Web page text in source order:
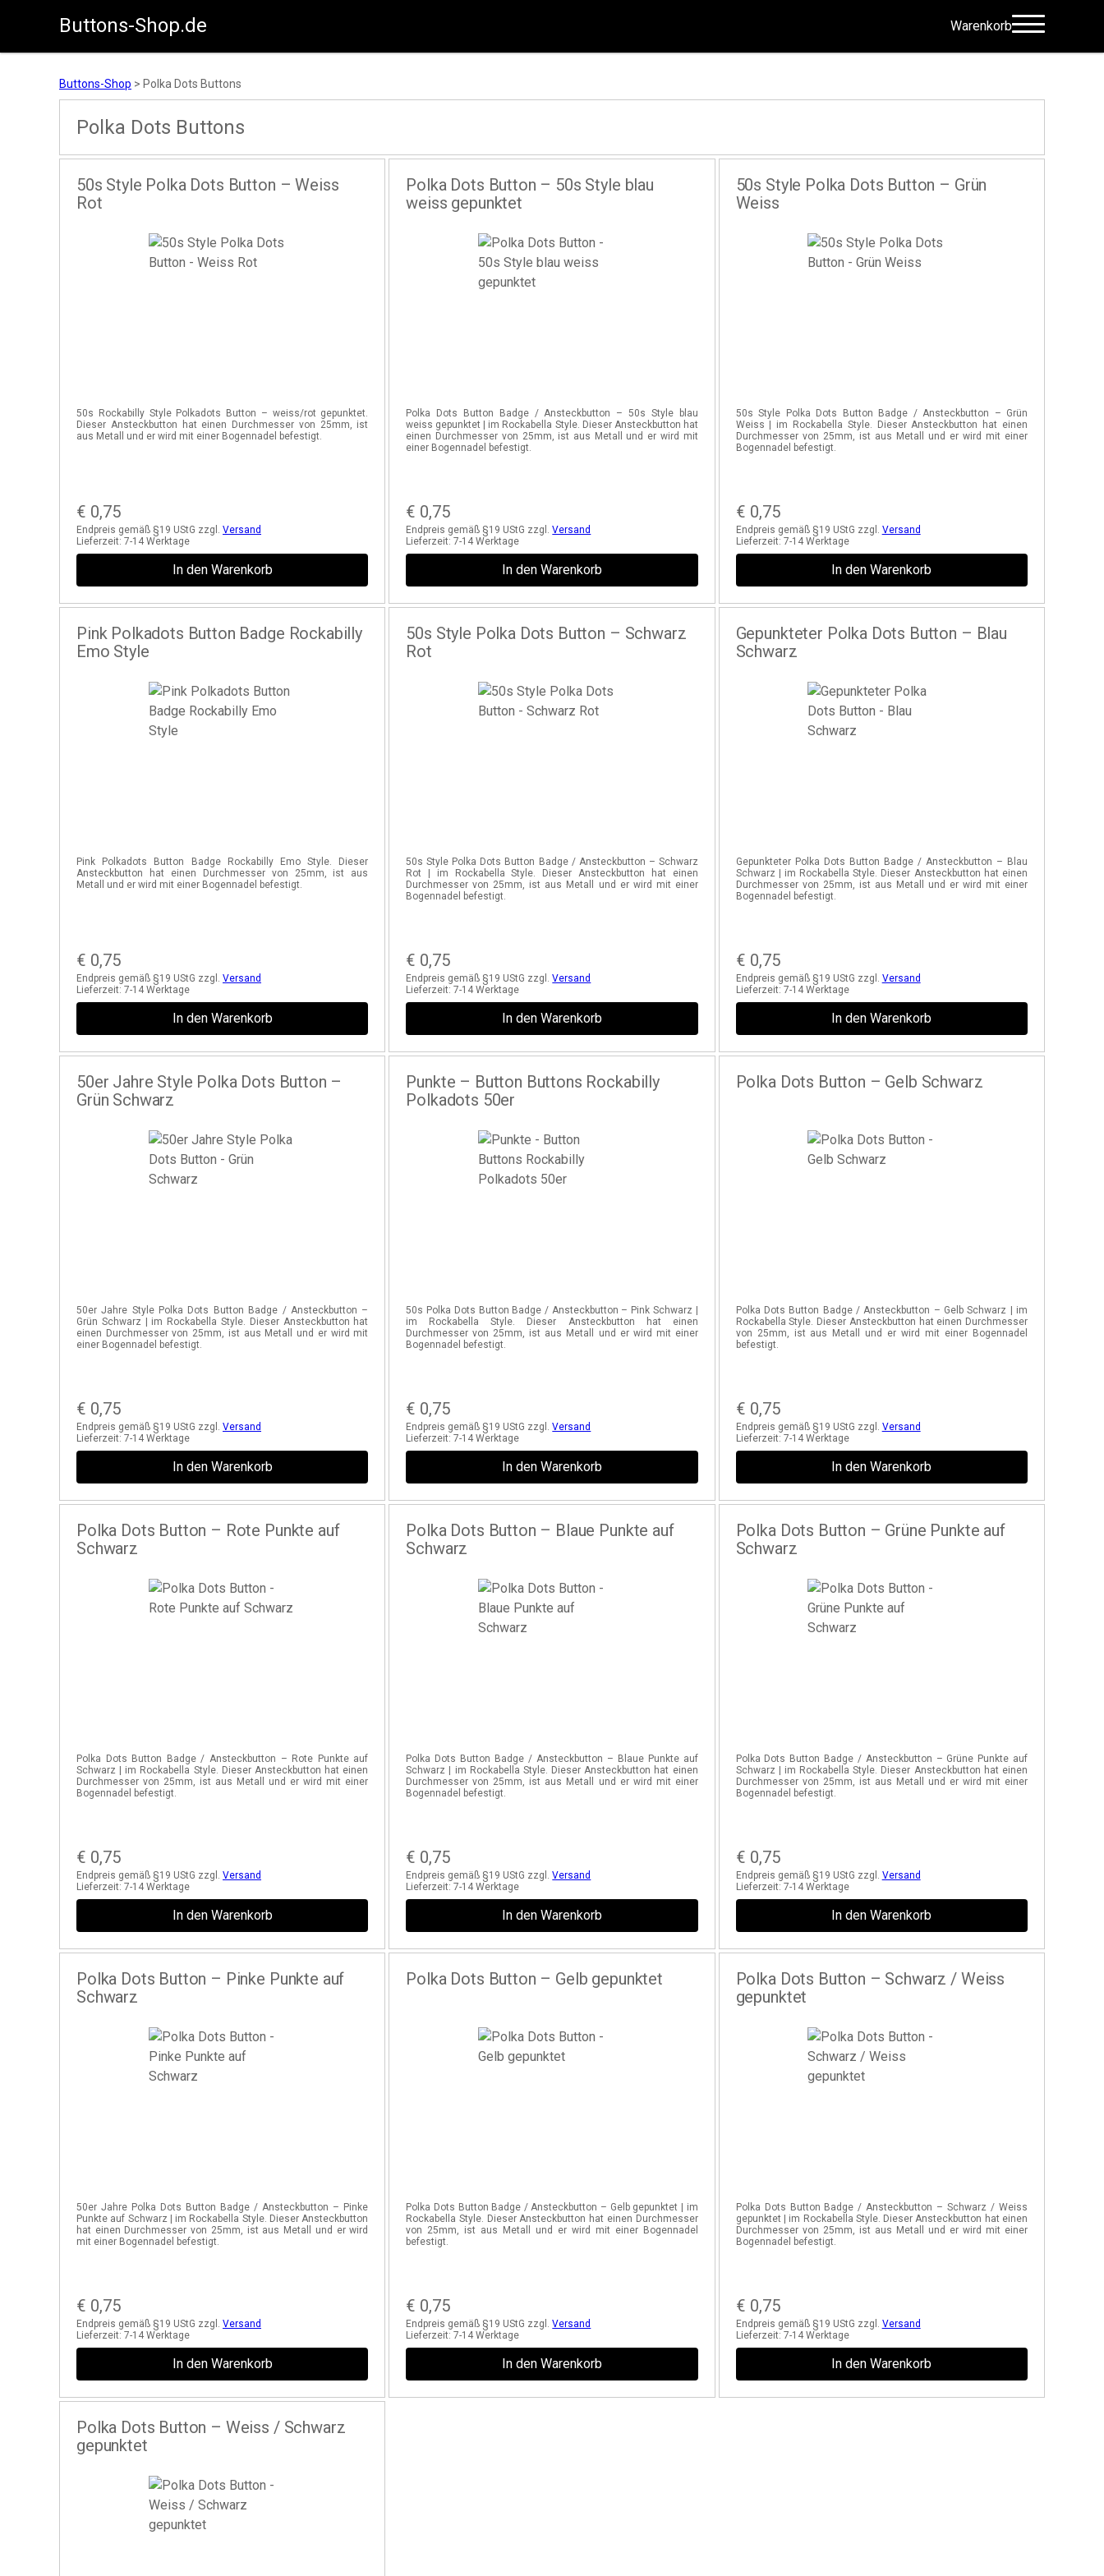
Zum Inhalt springen
Buttons-Shop.de Warenkorb
Buttons-Shop > Polka Dots Buttons
Polka Dots Buttons
50s Style Polka Dots Button – Weiss
Rot
50s Rockabilly Style Polkadots Button – weiss/rot gepunktet.
Dieser Ansteckbutton hat einen Durchmesser von 25mm, ist
aus Metall und er wird mit einer Bogennadel befestigt.
€ 0,75
Endpreis gemäß §19 UStG zzgl. Versand
Lieferzeit: 7-14 Werktage
In den Warenkorb
Polka Dots Button – 50s Style blau
weiss gepunktet
Polka Dots Button Badge / Ansteckbutton – 50s Style blau
weiss gepunktet | im Rockabella Style. Dieser Ansteckbutton hat
einen Durchmesser von 25mm, ist aus Metall und er wird mit
einer Bogennadel befestigt.
€ 0,75
Endpreis gemäß §19 UStG zzgl.Versand
Lieferzeit:7-14 Werktage
In den Warenkorb
50s Style Polka Dots Button – Grün
Weiss
50s Style Polka Dots Button Badge / Ansteckbutton – Grün
Weiss | im Rockabella Style. Dieser Ansteckbutton hat einen
Durchmesser von 25mm, ist aus Metall und er wird mit einer
Bogennadel befestigt.
€ 0,75
Endpreis gemäß §19 UStG zzgl. Versand
Lieferzeit: 7-14 Werktage
In den Warenkorb
Pink Polkadots Button Badge Rockabilly
Emo Style
Pink Polkadots Button Badge Rockabilly Emo Style. Dieser
Ansteckbutton hat einen Durchmesser von 25mm, ist aus
Metall und er wird mit einer Bogennadel befestigt.
€ 0,75
Endpreis gemäß §19 UStG zzgl. Versand
Lieferzeit: 7-14 Werktage
In den Warenkorb
50s Style Polka Dots Button – Schwarz
Rot
50s Style Polka Dots Button Badge / Ansteckbutton – Schwarz
Rot | im Rockabella Style. Dieser Ansteckbutton hat einen
Durchmesser von 25mm, ist aus Metall und er wird mit einer
Bogennadel befestigt.
€ 0,75
Endpreis gemäß §19 UStG zzgl.Versand
Lieferzeit:7-14 Werktage
In den Warenkorb
Gepunkteter Polka Dots Button – Blau
Schwarz
Gepunkteter Polka Dots Button Badge / Ansteckbutton – Blau
Schwarz | im Rockabella Style. Dieser Ansteckbutton hat einen
Durchmesser von 25mm, ist aus Metall und er wird mit einer
Bogennadel befestigt.
€ 0,75
Endpreis gemäß §19 UStG zzgl. Versand
Lieferzeit: 7-14 Werktage
In den Warenkorb
50er Jahre Style Polka Dots Button –
Grün Schwarz
50er Jahre Style Polka Dots Button Badge / Ansteckbutton –
Grün Schwarz | im Rockabella Style. Dieser Ansteckbutton hat
einen Durchmesser von 25mm, ist aus Metall und er wird mit
einer Bogennadel befestigt.
€ 0,75
Endpreis gemäß §19 UStG zzgl. Versand
Lieferzeit: 7-14 Werktage
In den Warenkorb
Punkte – Button Buttons Rockabilly
Polkadots 50er
50s Polka Dots Button Badge / Ansteckbutton – Pink Schwarz |
im Rockabella Style. Dieser Ansteckbutton hat einen
Durchmesser von 25mm, ist aus Metall und er wird mit einer
Bogennadel befestigt.
€ 0,75
Endpreis gemäß §19 UStG zzgl.Versand
Lieferzeit:7-14 Werktage
In den Warenkorb
Polka Dots Button – Gelb Schwarz
Polka Dots Button Badge / Ansteckbutton – Gelb Schwarz | im
Rockabella Style. Dieser Ansteckbutton hat einen Durchmesser
von 25mm, ist aus Metall und er wird mit einer Bogennadel
befestigt.
€ 0,75
Endpreis gemäß §19 UStG zzgl. Versand
Lieferzeit: 7-14 Werktage
In den Warenkorb
Polka Dots Button – Rote Punkte auf
Schwarz
Polka Dots Button Badge / Ansteckbutton – Rote Punkte auf
Schwarz | im Rockabella Style. Dieser Ansteckbutton hat einen
Durchmesser von 25mm, ist aus Metall und er wird mit einer
Bogennadel befestigt.
€ 0,75
Endpreis gemäß §19 UStG zzgl. Versand
Lieferzeit: 7-14 Werktage
In den Warenkorb
Polka Dots Button – Blaue Punkte auf
Schwarz
Polka Dots Button Badge / Ansteckbutton – Blaue Punkte auf
Schwarz | im Rockabella Style. Dieser Ansteckbutton hat einen
Durchmesser von 25mm, ist aus Metall und er wird mit einer
Bogennadel befestigt.
€ 0,75
Endpreis gemäß §19 UStG zzgl.Versand
Lieferzeit:7-14 Werktage
In den Warenkorb
Polka Dots Button – Grüne Punkte auf
Schwarz
Polka Dots Button Badge / Ansteckbutton – Grüne Punkte auf
Schwarz | im Rockabella Style. Dieser Ansteckbutton hat einen
Durchmesser von 25mm, ist aus Metall und er wird mit einer
Bogennadel befestigt.
€ 0,75
Endpreis gemäß §19 UStG zzgl. Versand
Lieferzeit: 7-14 Werktage
In den Warenkorb
Polka Dots Button – Pinke Punkte auf
Schwarz
50er Jahre Polka Dots Button Badge / Ansteckbutton – Pinke
Punkte auf Schwarz | im Rockabella Style. Dieser Ansteckbutton
hat einen Durchmesser von 25mm, ist aus Metall und er wird
mit einer Bogennadel befestigt.
€ 0,75
Endpreis gemäß §19 UStG zzgl. Versand
Lieferzeit: 7-14 Werktage
In den Warenkorb
Polka Dots Button – Gelb gepunktet
Polka Dots Button Badge / Ansteckbutton – Gelb gepunktet | im
Rockabella Style. Dieser Ansteckbutton hat einen Durchmesser
von 25mm, ist aus Metall und er wird mit einer Bogennadel
befestigt.
€ 0,75
Endpreis gemäß §19 UStG zzgl.Versand
Lieferzeit:7-14 Werktage
In den Warenkorb
Polka Dots Button – Schwarz / Weiss
gepunktet
Polka Dots Button Badge / Ansteckbutton – Schwarz / Weiss
gepunktet | im Rockabella Style. Dieser Ansteckbutton hat einen
Durchmesser von 25mm, ist aus Metall und er wird mit einer
Bogennadel befestigt.
€ 0,75
Endpreis gemäß §19 UStG zzgl. Versand
Lieferzeit: 7-14 Werktage
In den Warenkorb
Polka Dots Button – Weiss / Schwarz
gepunktet